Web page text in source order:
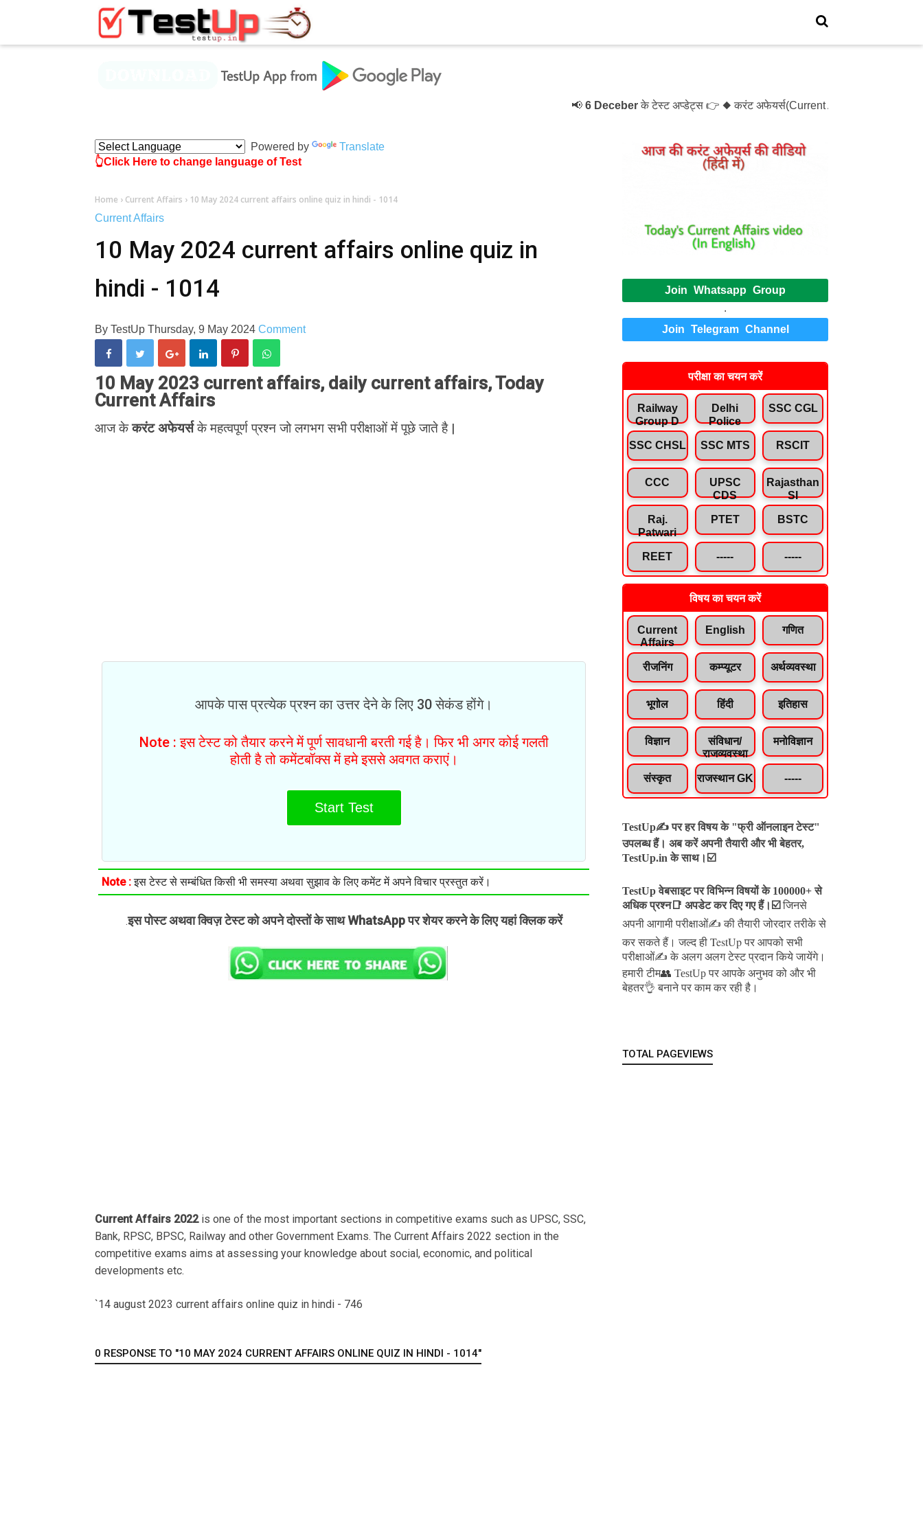
6 Deceberके टेस्ट अप्डेट्स 👉 ◆ करंट अफेयर्स(Current Affairs)- Test- 1214 ◆
Powered by
Translate
👆Click Here to change language of Test
Home › Current Affairs › 10 May 2024 current affairs online quiz in hindi - 1014
Current Affairs
10 May 2024 current affairs online quiz in
hindi - 1014
By TestUp Thursday, 9 May 2024 Comment
10 May 2023 current affairs, daily current affairs, Today
Current Affairs
आज केकरंट अफेयर्सके महत्वपूर्ण प्रश्न जो लगभग सभी परीक्षाओं में पूछे जाते है |
आपके पास प्रत्येक प्रश्न का उत्तर देने के लिए 30 सेकंड होंगे।
Note : इस टेस्ट को तैयार करने में पूर्ण सावधानी बरती गई है। फिर भी अगर कोई गलती
होती है तो कमेंटबॉक्स में हमे इससे अवगत कराएं।
Start Test
Note :इस टेस्ट से सम्बंधित किसी भी समस्या अथवा सुझाव के लिए कमेंट में अपने विचार प्रस्तुत करें।
.इस पोस्ट अथवा क्विज़ टेस्ट को अपने दोस्तों के साथ WhatsApp पर शेयर करने के लिए यहां क्लिक करें
Current Affairs 2022is one of the most important sections in competitive exams such as UPSC, SSC,
Bank, RPSC, BPSC, Railway and other Government Exams. The Current Affairs 2022 section in the
competitive exams aims at assessing your knowledge about social, economic, and political
developments etc.
`14 august 2023 current affairs online quiz in hindi - 746
0 RESPONSE TO "10 MAY 2024 CURRENT AFFAIRS ONLINE QUIZ IN HINDI - 1014"
Join Whatsapp Group
.
Join Telegram Channel
परीक्षा का चयन करें
Railway
Group D
Delhi
Police
SSC CGL
SSC CHSL SSC MTS RSCIT
CCC
UPSC
CDS
Rajasthan
SI
Raj.
Patwari
PTET BSTC
REET ----- -----
विषय का चयन करें
Current
Affairs
English गणित
रीजनिंग कम्प्यूटर अर्थव्यवस्था
भूगोल हिंदी इतिहास
विज्ञान
संविधान/
राजव्यवस्था
मनोविज्ञान
संस्कृत राजस्थान GK -----
TestUp✍️ पर हर विषय के "फ्री ऑनलाइन टेस्ट"
उपलब्ध हैं। अब करें अपनी तैयारी और भी बेहतर,
TestUp.in के साथ।☑️
TestUp वेबसाइट पर विभिन्न विषयों के 100000+ से
अधिक प्रश्न📑 अपडेट कर दिए गए हैं। ☑️ जिनसे
अपनी आगामी परीक्षाओं✍️ की तैयारी जोरदार तरीके से
कर सकते हैं।जल्द ही TestUp पर आपको सभी
परीक्षाओं✍️ के अलग अलग टेस्ट प्रदान किये जायेंगे।
हमारी टीम👥 TestUp पर आपके अनुभव को और भी
बेहतर👌 बनाने पर काम कर रही है।
TOTAL PAGEVIEWS